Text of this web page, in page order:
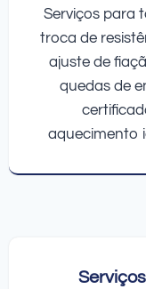
Serviços para
troca de
ajuste de
quedas de
aquecimento